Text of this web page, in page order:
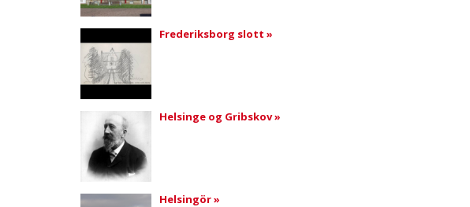
Frederiksborg slott »
Helsinge og Gribskov »
Helsingör »